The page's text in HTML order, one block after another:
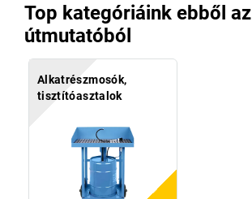
Top kategóriáink ebből az
útmutatóból
Alkatrészmosók,
tisztítóasztalok